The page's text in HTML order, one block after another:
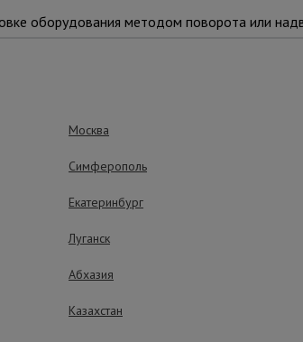
оборудования методом поворота или
индивидуальным размером по желанию
работа
Москва
Симферополь
Екатеринбург
Луганск
Абхазия
Казахстан